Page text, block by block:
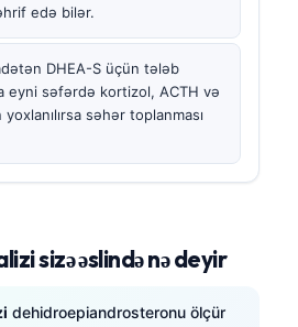
edə bilər.
DHEA-S üçün tələb
eyni səfərdə kortizol, ACTH və
səhər toplanması
sizə əslində nə deyir
dehidroepiandrosteronu ölçür